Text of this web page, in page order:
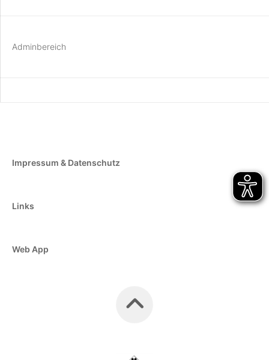
Adminbereich
Impressum & Datenschutz
Links
Web App